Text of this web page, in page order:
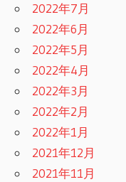
2022年7月
2022年6月
2022年5月
2022年4月
2022年3月
2022年2月
2022年1月
2021年12月
2021年11月